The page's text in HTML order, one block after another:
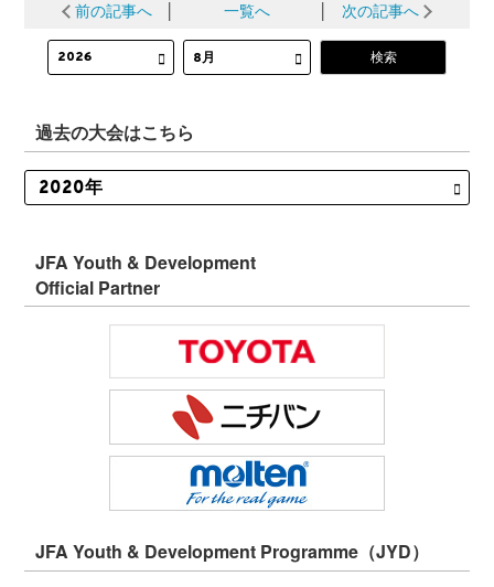
前の記事へ 一覧へ 次の記事へ
過去の大会はこちら
JFA Youth & Development
Official Partner
JFA Youth & Development Programme（JYD）